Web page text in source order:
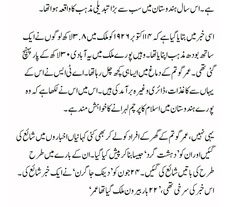
ہے۔ اس سال ہندوستان میں سب سے بڑا تبدیلی مذہب کا واقعہ ہوا تھا۔
اسی خبر میں بتایا گیا ہے کہ ۱۴ اکتوبر ۱۹۲۶ کو ملک میں ۳.۸ لاکھ لوگوں نے ایک
ساتھ بودھ مذہب اپنایا تھا۔ وہیں پورے ملک میں یہ آبادی ۳۰ لاکھ کے پار پہنچ
گئی تھی۔ عمر گوتم کے دماغ میں ایسا ہی کچھ چل رہا تھا۔ اے ٹی ایس نے اس کے
یہاں سے کاغذات، ڈائری وغیرہ برآمد کی ہیں۔ اس میں اس نے لکھا ہے کہ وہ
پورے ہندوستان میں اسلام کا پرچم لہرانے کا خواہش مند ہے۔
یہی نہیں، عمر گوتم کے گھر کے افراد کو لے کر بھی کئی کہانیاں اخباروں میں شائع کی
گئیں اور ان کو ’دہشت گرد‘ جیسا بنا کر پیش کیا گیا۔ ان کے بارے میں طرح
طرح کی باتیں شائع کی گئیں۔ ۲۴ جون کو ’دینک جاگرن‘ نے ایک خبر شائع کی۔
اس خبر کی سرخی تھی، ’۲۲ بار بیرون ملک گیا تھا عمر‘